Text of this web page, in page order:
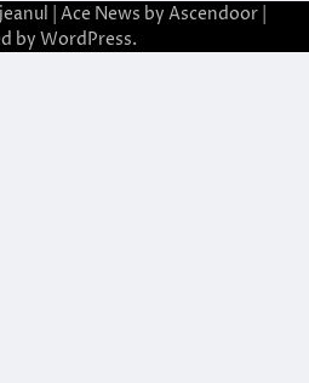
| Ace News by Ascendoor
by WordPress.